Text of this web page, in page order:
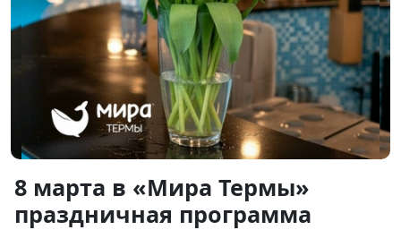
8 марта в «Мира Термы»
праздничная программа